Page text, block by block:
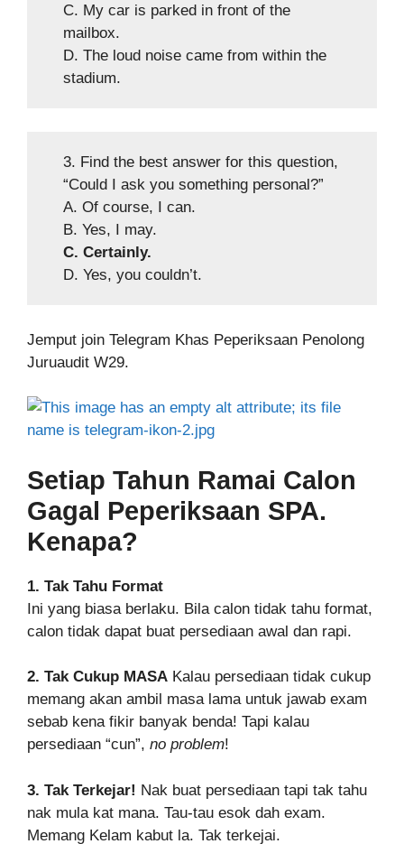
C. My car is parked in front of the
mailbox.
D. The loud noise came from within the
stadium.
3. Find the best answer for this question,
“Could I ask you something personal?”
A. Of course, I can.
B. Yes, I may.
C. Certainly.
D. Yes, you couldn’t.
Jemput join Telegram Khas Peperiksaan Penolong
Juruaudit W29.
Setiap Tahun Ramai Calon
Gagal Peperiksaan SPA.
Kenapa?
1. Tak Tahu Format
Ini yang biasa berlaku. Bila calon tidak tahu format,
calon tidak dapat buat persediaan awal dan rapi.
2. Tak Cukup MASA Kalau persediaan tidak cukup
memang akan ambil masa lama untuk jawab exam
sebab kena fikir banyak benda! Tapi kalau
persediaan “cun”, no problem!
3. Tak Terkejar! Nak buat persediaan tapi tak tahu
nak mula kat mana. Tau-tau esok dah exam.
Memang Kelam kabut la. Tak terkejai.